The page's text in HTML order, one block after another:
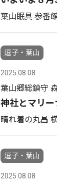
葉山眠具 参番
逗子・葉山
2025.08.08
葉山郷総鎮守
神社とマリ
晴れ着の丸昌
逗子・葉山
2025.08.08